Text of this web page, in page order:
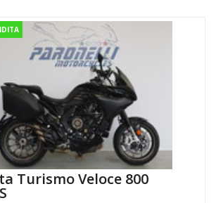
Turismo Veloce 800